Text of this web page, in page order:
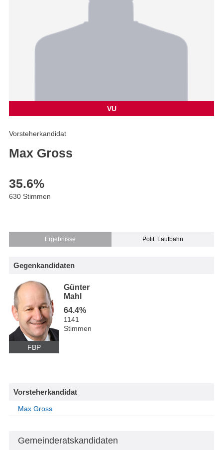
VU
Vorsteherkandidat
Max Gross
35.6%
630 Stimmen
Ergebnisse Polit. Laufbahn
Gegenkandidaten
FBP
Günter
Mahl
64.4%
1141
Stimmen
Vorsteherkandidat
Max Gross
Gemeinderatskandidaten